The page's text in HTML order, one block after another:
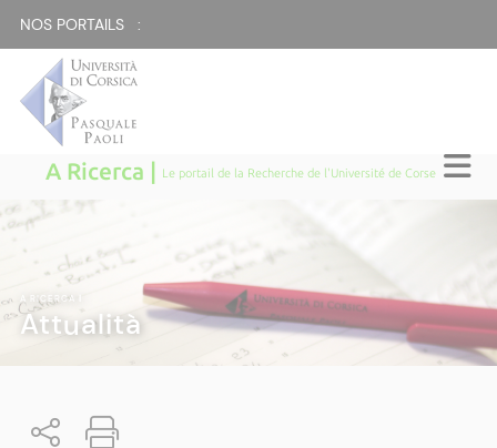
NOS PORTAILS :
A Ricerca | Le portail de la Recherche de l'Université de Corse
A RICERCA
Attualità